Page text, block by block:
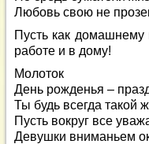
Любовь свою не
Пусть как домашнему
работе и в дому!
Молоток
День рожденья –
Ты будь всегда такой
Пусть вокруг все
Девушки вниманьем